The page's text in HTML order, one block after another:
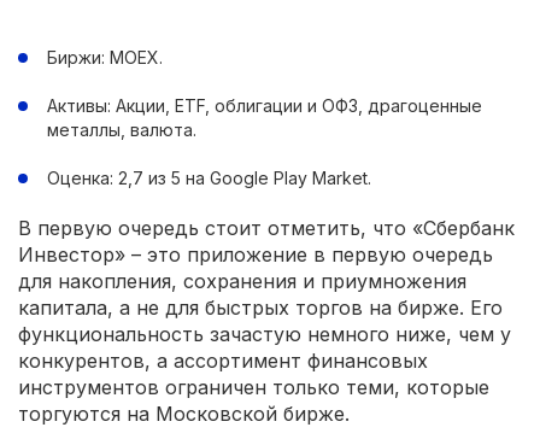
Биржи: MOEX.
Активы: Акции, ETF, облигации и ОФЗ, драгоценные
металлы, валюта.
Оценка: 2,7 из 5 на Google Play Market.
В первую очередь стоит отметить, что «Сбербанк
Инвестор» – это приложение в первую очередь
для накопления, сохранения и приумножения
капитала, а не для быстрых торгов на бирже. Его
функциональность зачастую немного ниже, чем у
конкурентов, а ассортимент финансовых
инструментов ограничен только теми, которые
торгуются на Московской бирже.